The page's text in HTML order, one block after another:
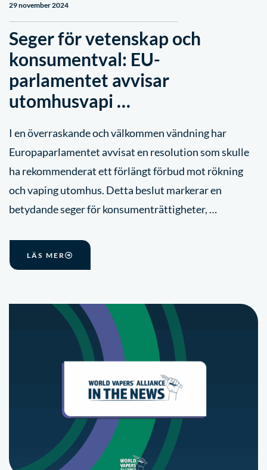
29 november 2024
Seger för vetenskap och
konsumentval: EU-
parlamentet avvisar
utomhusvapi …
I en överraskande och välkommen vändning har
Europaparlamentet avvisat en resolution som skulle
ha rekommenderat ett förlängt förbud mot rökning
och vaping utomhus. Detta beslut markerar en
betydande seger för konsumenträttigheter, …
LÄS MER